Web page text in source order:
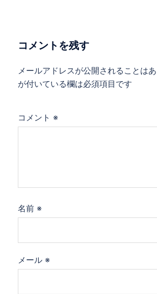
シ
ン
コメントを残す
メールアドレスが公開されることはあ
が付いている欄は必須項目です
コメント ※
名前 ※
メール ※